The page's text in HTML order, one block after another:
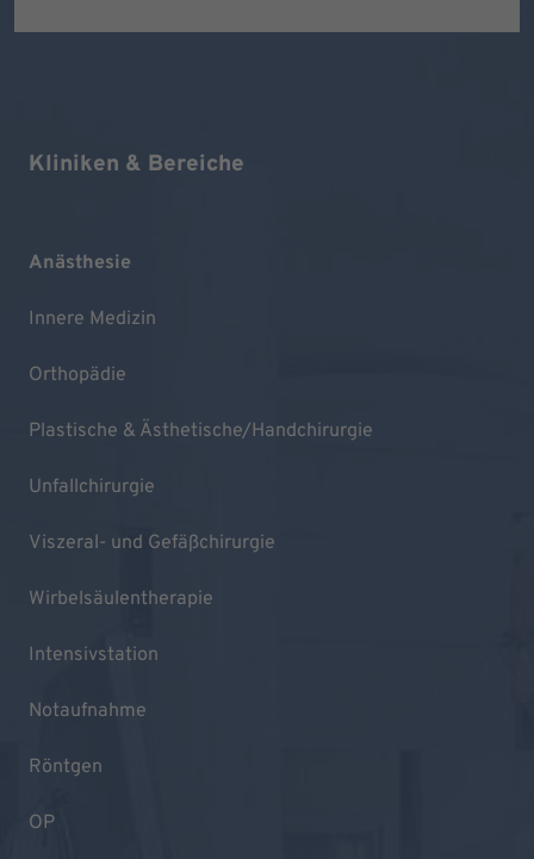
Kliniken & Bereiche
Anästhesie
Innere Medizin
Orthopädie
Plastische & Ästhetische/Handchirurgie
Unfallchirurgie
Viszeral- und Gefäßchirurgie
Wirbelsäulentherapie
Intensivstation
Notaufnahme
Röntgen
OP